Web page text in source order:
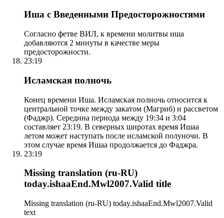
Иша с Введенными Предосторожностями
Согласно фетве ВИЛ, к времени молитвы иша
добавляются 2 минуты в качестве меры
предосторожности.
23:19
Исламская полночь
Конец времени Иша. Исламская полночь относится к
центральной точке между закатом (Магриб) и рассветом
(Фаджр). Середина периода между 19:34 и 3:04
составляет 23:19. В северных широтах время Ишаа
летом может наступать после исламской полуночи. В
этом случае время Ишаа продолжается до Фаджра.
23:19
Missing translation (ru-RU)
today.ishaaEnd.Mwl2007.Valid title
Missing translation (ru-RU) today.ishaaEnd.Mwl2007.Valid
text